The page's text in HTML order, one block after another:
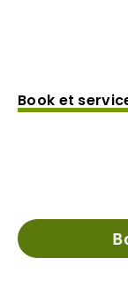
Book et